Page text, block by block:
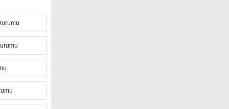
anlık
hava
ile
olan